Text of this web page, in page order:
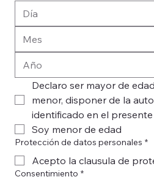
Declaro ser mayor de
menor, disponer de la
identificado en el
Soy menor de edad
Protección de datos personales *
Acepto la clausula de
Consentimiento *